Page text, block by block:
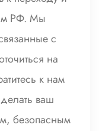
РФ. Мы
с
на
к нам
ваш
безопасным